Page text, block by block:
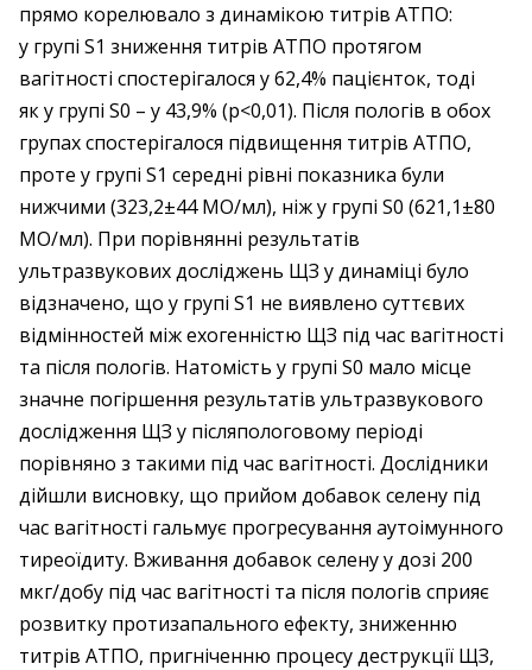
прямо корелювало з динамікою титрів АТПО:
у групі S1 зниження титрів АТПО протягом
вагітності спостерігалося у 62,4% пацієнток, тоді
як у групі S0 – ​у 43,9% (p<0,01). Після пологів в обох
групах спостерігалося підвищення титрів АТПО,
проте у групі S1 середні рівні показника були
нижчими (323,2±44 МО/мл), ніж у групі S0 (621,1±80
МО/мл). При порівнянні результатів
ультразвукових досліджень ЩЗ у динаміці було
відзначено, що у групі S1 не виявлено суттєвих
відмінностей між ехогенністю ЩЗ під час вагітності
та після пологів. Натомість у групі S0 мало місце
значне погіршення результатів ультразвукового
дослідження ЩЗ у після­пологовому періоді
порівняно з такими під час вагітності. Дослідники
дійшли висновку, що прийом добавок селену під
час вагітності гальмує прогресування аутоімунного
тиреоїдиту. Вживання добавок селену у дозі 200
мкг/добу під час вагітності та після пологів сприяє
розвитку протизапального ефекту, зниженню
титрів АТПО, пригніченню процесу деструкції ЩЗ,